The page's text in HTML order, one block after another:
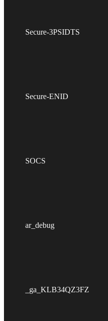
Secure-3PSIDTS
Secure-ENID
SOCS
ar_debug
_ga_KLB34QZ3FZ